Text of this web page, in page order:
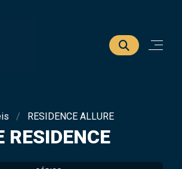
RESIDENCE ALLURE
RESIDENCE